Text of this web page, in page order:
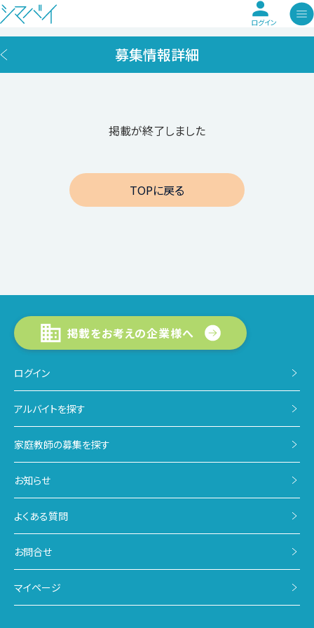
ログイン
募集情報詳細
掲載が終了しました
TOPに戻る
掲載をお考えの企業様へ
ログイン
アルバイトを探す
家庭教師の募集を探す
お知らせ
よくある質問
お問合せ
マイページ